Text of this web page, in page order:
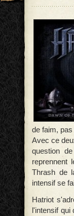
de faim,
Avec ce
question
reprennent
Thrash de
intensif se
Hatriot
l'intensif qui